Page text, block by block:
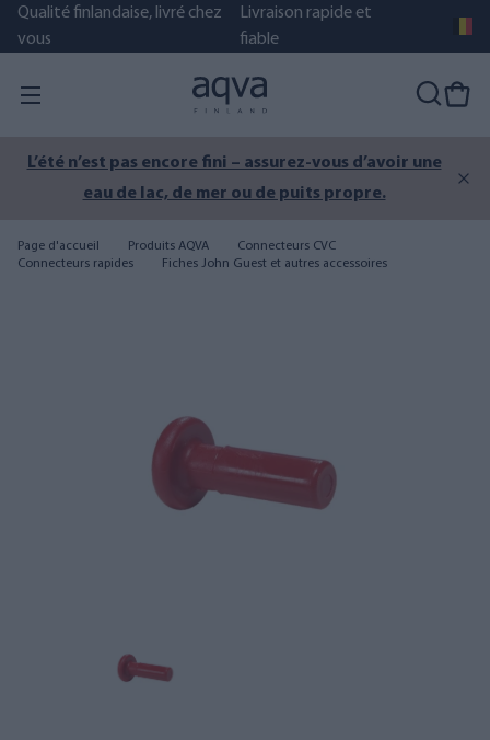
Qualité finlandaise, livré chez
vous
Livraison rapide et
fiable
L’été n’est pas encore fini – assurez-vous d’avoir une
eau de lac, de mer ou de puits propre.
Page d'accueil Produits AQVA
Connecteurs CVC
Connecteurs rapides
Fiches John Guest et autres accessoires